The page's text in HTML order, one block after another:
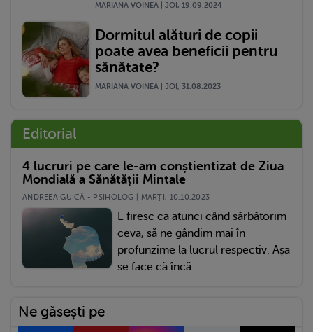
MARIANA VOINEA | JOI, 19.09.2024
Dormitul alături de copii
poate avea beneficii pentru
sănătate?
MARIANA VOINEA | JOI, 31.08.2023
Editorial
4 lucruri pe care le-am conștientizat de Ziua
Mondială a Sănătății Mintale
ANDREEA GUICĂ - PSIHOLOG | MARŢI, 10.10.2023
E firesc ca atunci când sărbătorim
ceva, să ne gândim mai în
profunzime la lucrul respectiv. Așa
se face că încă...
Ne găsești pe